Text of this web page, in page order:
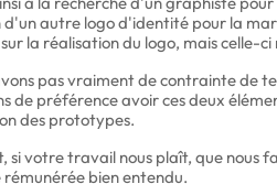
autre logo d'identité pour la
la réalisation du logo, mais celle-ci
pas vraiment de contrainte de
de préférence avoir ces deux
des prototypes.
si votre travail nous plaît, que nous
rémunérée bien entendu.